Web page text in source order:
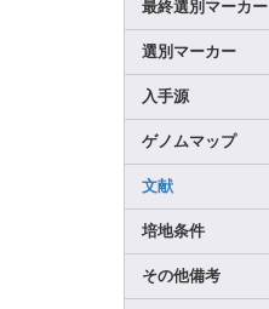
最終選別マーカー
選別マーカー
入手源
ゲノムマップ
文献
培地条件
その他備考